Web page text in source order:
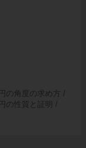
の角度の求め方 /
の性質と証明 /